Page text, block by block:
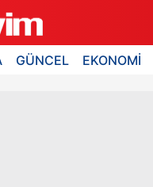
GÜNCEL EKONOMİ